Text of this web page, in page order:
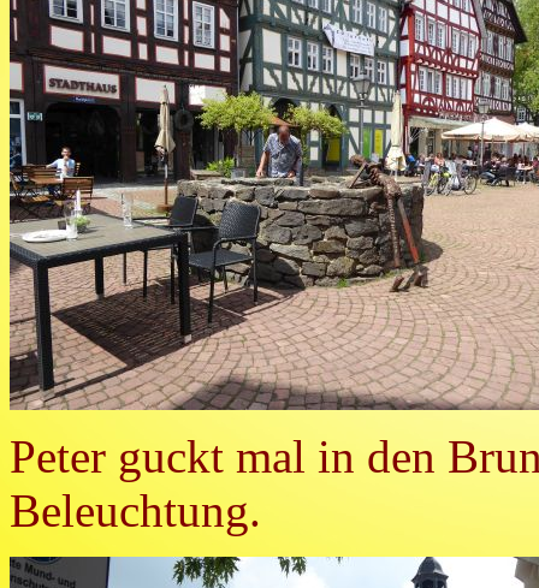
Peter guckt mal in den
Beleuchtung.